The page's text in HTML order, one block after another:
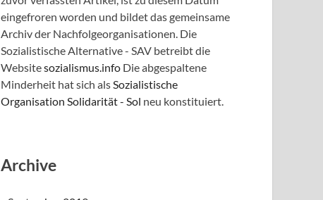
eingefroren worden und bildet das gemeinsame
Archiv der Nachfolgeorganisationen. Die
Sozialistische Alternative - SAV betreibt die
Websitesozialismus.info Die abgespaltene
Minderheit hat sich alsSozialistische
Organisation Solidarität - Sol neu konstituiert.
Archive